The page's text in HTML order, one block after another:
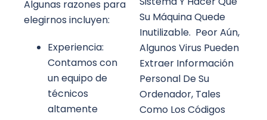
Algunas razones para
elegirnos incluyen:
Experiencia:
Contamos con
un equipo de
técnicos
altamente
Su Máquina Quede
Inutilizable. Peor Aún,
Algunos Virus Pueden
Extraer Información
Personal De Su
Ordenador, Tales
Como Los Códigos